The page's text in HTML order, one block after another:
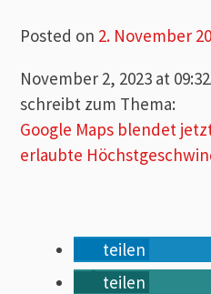
Posted on 2. November
November 2, 2023 at
schreibt zum Thema:
Google Maps blendet
erlaubte
teilen
teilen